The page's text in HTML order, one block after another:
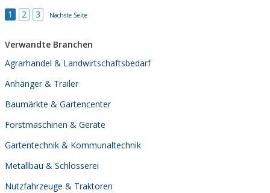
1
2 3 Nächste Seite
Verwandte Branchen
Agrarhandel & Landwirtschaftsbedarf
Anhänger & Trailer
Baumärkte & Gartencenter
Forstmaschinen & Geräte
Gartentechnik & Kommunaltechnik
Metallbau & Schlosserei
Nutzfahrzeuge & Traktoren